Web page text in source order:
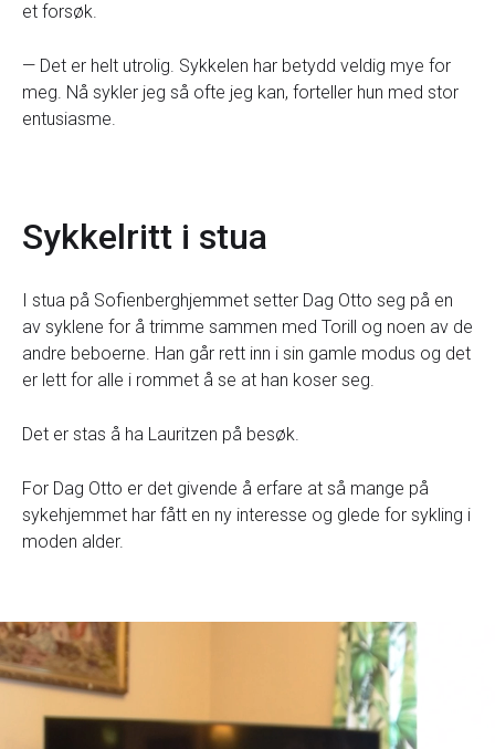
et forsøk.
— Det er helt utrolig. Sykkelen har betydd veldig mye for
meg. Nå sykler jeg så ofte jeg kan, forteller hun med stor
entusiasme.
Sykkelritt i stua
I stua på Sofienberghjemmet setter Dag Otto seg på en
av syklene for å trimme sammen med Torill og noen av de
andre beboerne. Han går rett inn i sin gamle modus og det
er lett for alle i rommet å se at han koser seg.
Det er stas å ha Lauritzen på besøk.
For Dag Otto er det givende å erfare at så mange på
sykehjemmet har fått en ny interesse og glede for sykling i
moden alder.